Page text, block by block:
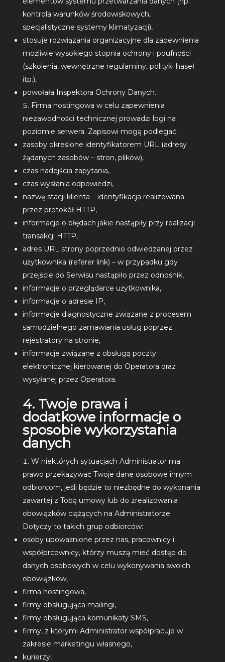
kontrola warunków środowiskowych,
specjalistyczne systemy klimatyzacji),
stosuje rozwiązania organizacyjne dla zapewnienia
możliwie wysokiego stopnia ochrony i poufności
(szkolenia, wewnętrzne regulaminy, polityki haseł
itp.),
powołała Inspektora Ochrony Danych.
Firma hostingowa w celu zapewnienia
niezawodności technicznej prowadzi logi na
poziomie serwera. Zapisowi mogą podlegać:
zasoby określone identyfikatorem URL (adresy
żądanych zasobów – stron, plików),
czas nadejścia zapytania,
czas wysłania odpowiedzi,
nazwę stacji klienta – identyfikacja realizowana
przez protokół HTTP,
informacje o błędach jakie nastąpiły przy realizacji
transakcji HTTP,
adres URL strony poprzednio odwiedzanej przez
użytkownika (referer link) – w przypadku gdy
przejście do Serwisu nastąpiło przez odnośnik,
informacje o przeglądarce użytkownika,
informacje o adresie IP,
informacje diagnostyczne związane z procesem
samodzielnego zamawiania usług poprzez
rejestratory na stronie,
informacje związane z obsługą poczty
elektronicznej kierowanej do Operatora oraz
wysyłanej przez Operatora.
4. Twoje prawa i
dodatkowe informacje o
sposobie wykorzystania
danych
W niektórych sytuacjach Administrator ma
prawo przekazywać Twoje dane osobowe innym
odbiorcom, jeśli będzie to niezbędne do wykonania
zawartej z Tobą umowy lub do zrealizowania
obowiązków ciążących na Administratorze.
Dotyczy to takich grup odbiorców:
osoby upoważnione przez nas, pracownicy i
współprcownicy, którzy muszą mieć dostęp do
danych osobowych w celu wykonywania swoich
obowiązków,
firma hostingowa,
firmy obsługująca mailingi,
firmy obsługująca komunikaty SMS,
firmy, z którymi Administrator współpracuje w
zakresie marketingu własnego,
kurierzy,